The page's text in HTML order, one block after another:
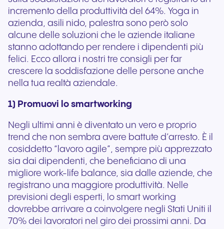
incremento della produttività del 64%. Yoga in
azienda, asili nido, palestra sono però solo
alcune delle soluzioni che le aziende italiane
stanno adottando per rendere i dipendenti più
felici. Ecco allora i nostri tre consigli per far
crescere la soddisfazione delle persone anche
nella tua realtà aziendale.
1) Promuovi lo smartworking
Negli ultimi anni è diventato un vero e proprio
trend che non sembra avere battute d’arresto. È il
cosiddetto “lavoro agile”, sempre più apprezzato
sia dai dipendenti, che beneficiano di una
migliore work-life balance, sia dalle aziende, che
registrano una maggiore produttività. Nelle
previsioni degli esperti, lo smart working
dovrebbe arrivare a coinvolgere negli Stati Uniti il
70% dei lavoratori nel giro dei prossimi anni. Da